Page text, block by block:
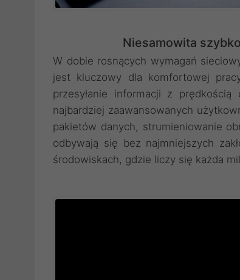
Niesamowita
W dobie rosnących wymagań
jest kluczowy dla komfortowej
przesyłanie informacji z
najbardziej zaawansowanych
pakietów danych, strumieniowanie
odbywają się bez najmniejszych
środowiskach, gdzie liczy się każda